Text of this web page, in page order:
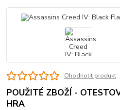
Ohodnotit produkt
POUŽITÉ ZBOŽÍ -
HRA